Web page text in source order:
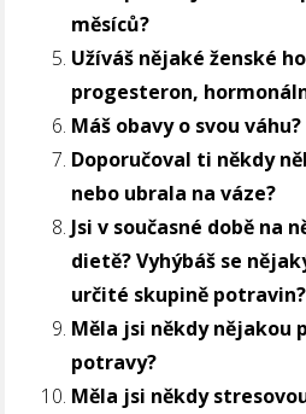
měsíců?
Užíváš nějaké ženské
progesteron,
Máš obavy o svou váhu?
Doporučoval ti někdy
nebo ubrala na váze?
Jsi v současné době na
dietě? Vyhýbáš se
určité skupině potravin?
Měla jsi někdy nějakou
potravy?
Měla jsi někdy